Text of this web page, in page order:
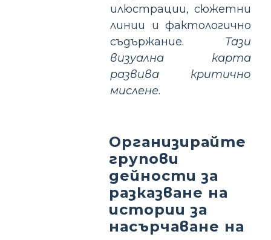
илюстрации, сюжетни
линии и фактологично
съдържание. Тази
визуална карта
развива критично
мислене.
Организирайте
групови
дейности за
разказване на
истории за
насърчаване на